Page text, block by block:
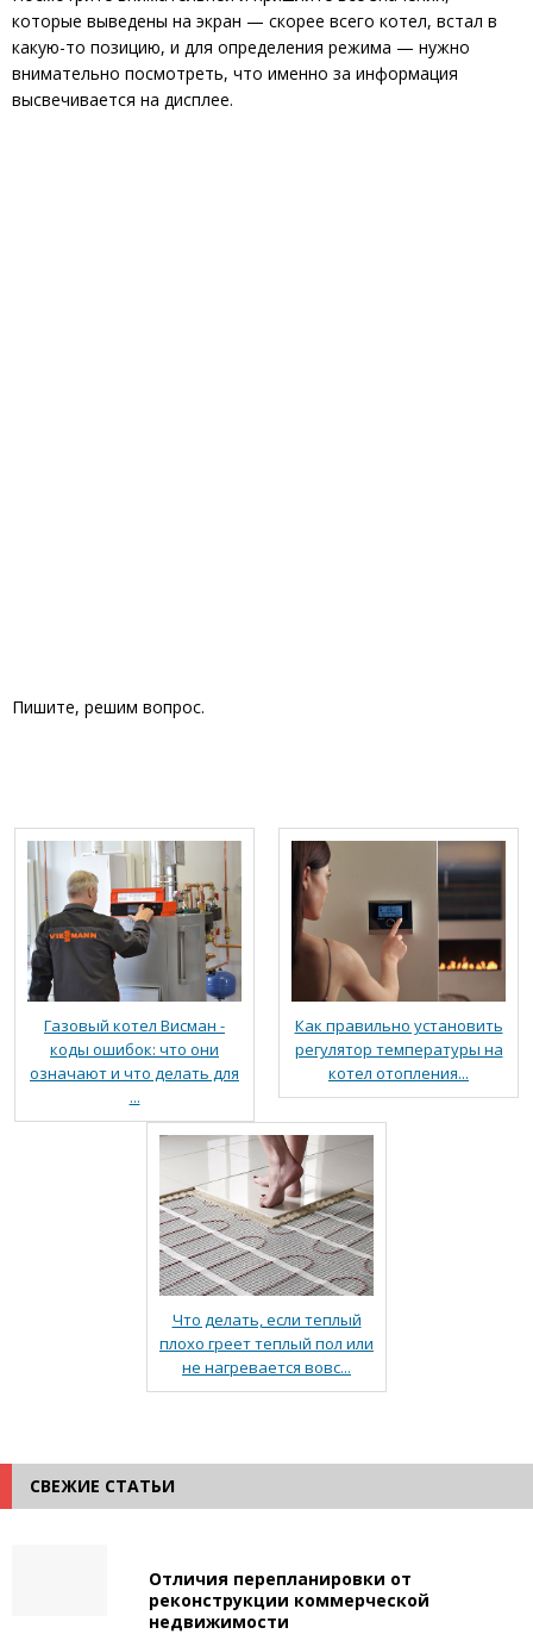
которые выведены на экран — скорее всего котел, встал в
какую-то позицию, и для определения режима — нужно
внимательно посмотреть, что именно за информация
высвечивается на дисплее.
Пишите, решим вопрос.
Газовый котел Висман -
коды ошибок: что они
означают и что делать для
...
Как правильно установить
регулятор температуры на
котел отопления...
Что делать, если теплый
плохо греет теплый пол или
не нагревается вовс...
СВЕЖИЕ СТАТЬИ
Отличия перепланировки от
реконструкции коммерческой
недвижимости